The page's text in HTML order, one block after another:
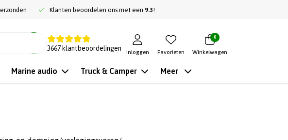
Klanten beoordelen ons met een 9.3!
3667 klantbeoordelingen
Inloggen Favorieten
0
Winkelwagen
Marine audio Truck & Camper Meer